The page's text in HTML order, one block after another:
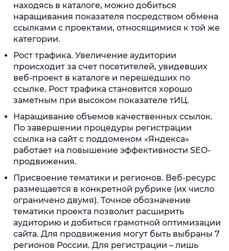
находясь в каталоге, можно добиться
наращивания показателя посредством обмена
ссылками с проектами, относящимися к той же
категории.
Рост трафика. Увеличение аудитории
происходит за счет посетителей, увидевших
веб-проект в каталоге и перешедших по
ссылке. Рост трафика становится хорошо
заметным при высоком показателе тИЦ.
Наращивание объемов качественных ссылок.
По завершении процедуры регистрации
ссылка на сайт с поддоменом «Яндекса»
работает на повышение эффективности SEO-
продвижения.
Присвоение тематики и регионов. Веб-ресурс
размещается в конкретной рубрике (их число
ограничено двумя). Точное обозначение
тематики проекта позволит расширить
аудиторию и добиться грамотной оптимизации
сайта. Для продвижения могут быть выбраны 7
регионов России. Для регистрации – лишь